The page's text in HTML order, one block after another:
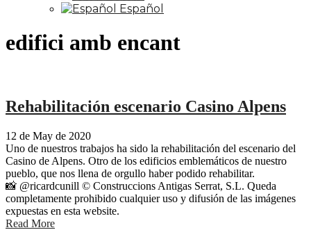
Español
edifici amb encant
Rehabilitación escenario Casino Alpens
12 de May de 2020
Uno de nuestros trabajos ha sido la rehabilitación del escenario del
Casino de Alpens. Otro de los edificios emblemáticos de nuestro
pueblo, que nos llena de orgullo haber podido rehabilitar.
📸 @ricardcunill © Construccions Antigas Serrat, S.L. Queda
completamente prohibido cualquier uso y difusión de las imágenes
expuestas en esta website.
Read More